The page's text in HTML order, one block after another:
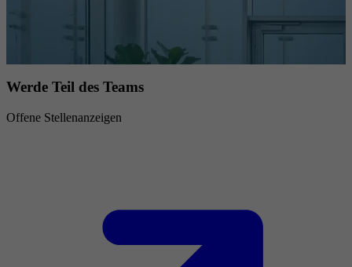
Werde Teil des Teams
Offene Stellenanzeigen